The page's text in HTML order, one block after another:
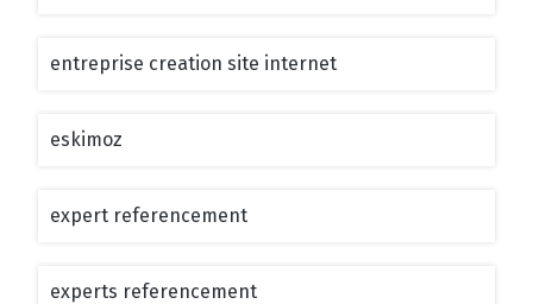
entreprise creation site internet
eskimoz
expert referencement
experts referencement